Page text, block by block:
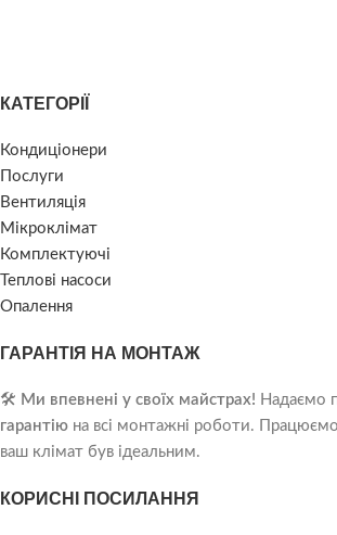
КАТЕГОРІЇ
Кондиціонери
Послуги
Вентиляція
Мікроклімат
Комплектуючі
Теплові насоси
Опалення
ГАРАНТІЯ НА МОНТАЖ
🛠️ Ми впевнені у своїх майстрах! Надаємо
гарантію на всі монтажні роботи.
ваш клімат був ідеальним.
КОРИСНІ ПОСИЛАННЯ